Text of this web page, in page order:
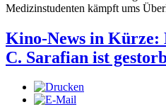
Medizinstudenten kämpft ums
Kino-News in Kürze:
C. Sarafian ist